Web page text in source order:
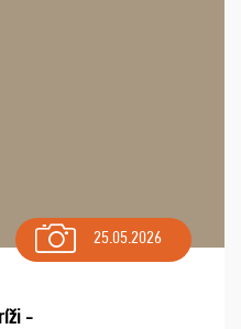
25.05.2026
-